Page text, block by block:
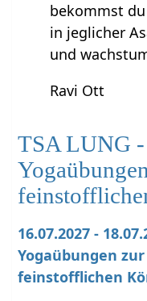
bekommst
in jeglicher
und
Ravi Ott
TSA LUNG
16.07.2027 -
Yogaübungen
feinstofflichen